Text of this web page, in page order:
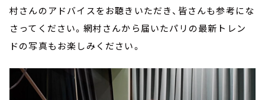
村さんのアドバイスをお聴きいただき、皆さんも参考にな
さってください。網村さんから届いたパリの最新トレン
ドの写真もお楽しみください。